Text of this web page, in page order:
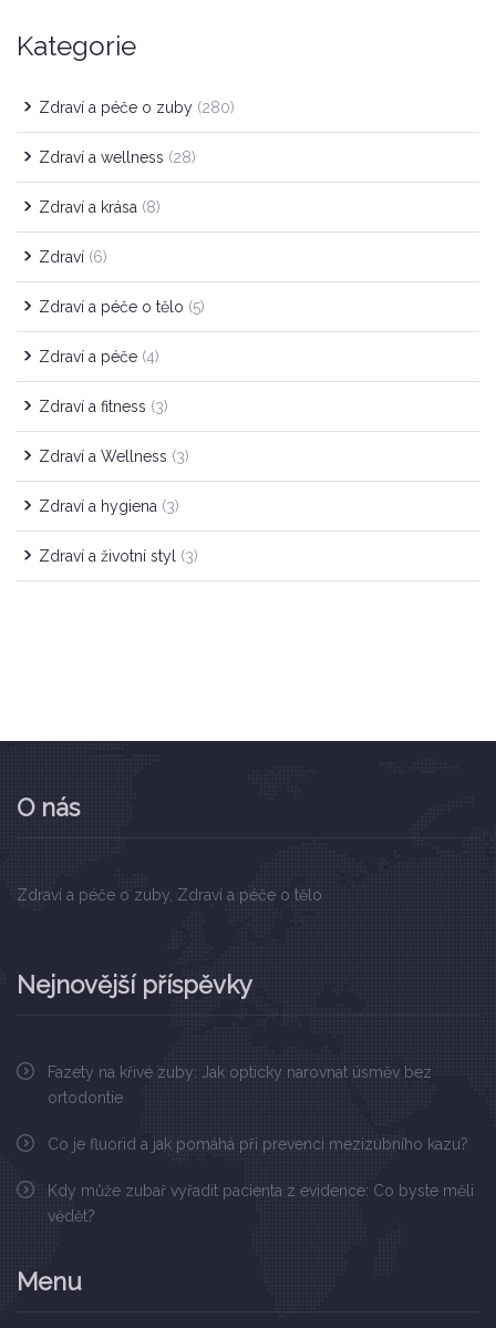
Kategorie
Zdraví a péče o zuby (280)
Zdraví a wellness (28)
Zdraví a krása (8)
Zdraví (6)
Zdraví a péče o tělo (5)
Zdraví a péče (4)
Zdraví a fitness (3)
Zdraví a Wellness (3)
Zdraví a hygiena (3)
Zdraví a životní styl (3)
O nás
Zdraví a péče o zuby, Zdraví a péče o tělo
Nejnovější příspěvky
Fazety na křivé zuby: Jak opticky narovnat úsměv bez
ortodontie
Co je fluorid a jak pomáhá při prevenci mezizubního kazu?
Kdy může zubař vyřadit pacienta z evidence: Co byste měli
vědět?
Menu